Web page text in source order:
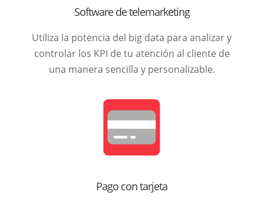
Software de telemarketing
Utiliza la potencia del big data para analizar y
controlar los KPI de tu atención al cliente de
una manera sencilla y personalizable.
Pago con tarjeta